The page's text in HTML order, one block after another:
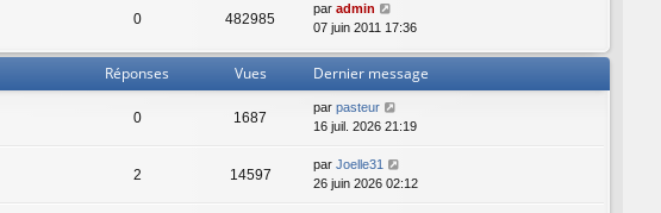
0 482985
par admin
07 juin 2011 17:36
Réponses Vues Dernier message
0 1687
par pasteur
16 juil. 2026 21:19
2 14597
par Joelle31
26 juin 2026 02:12